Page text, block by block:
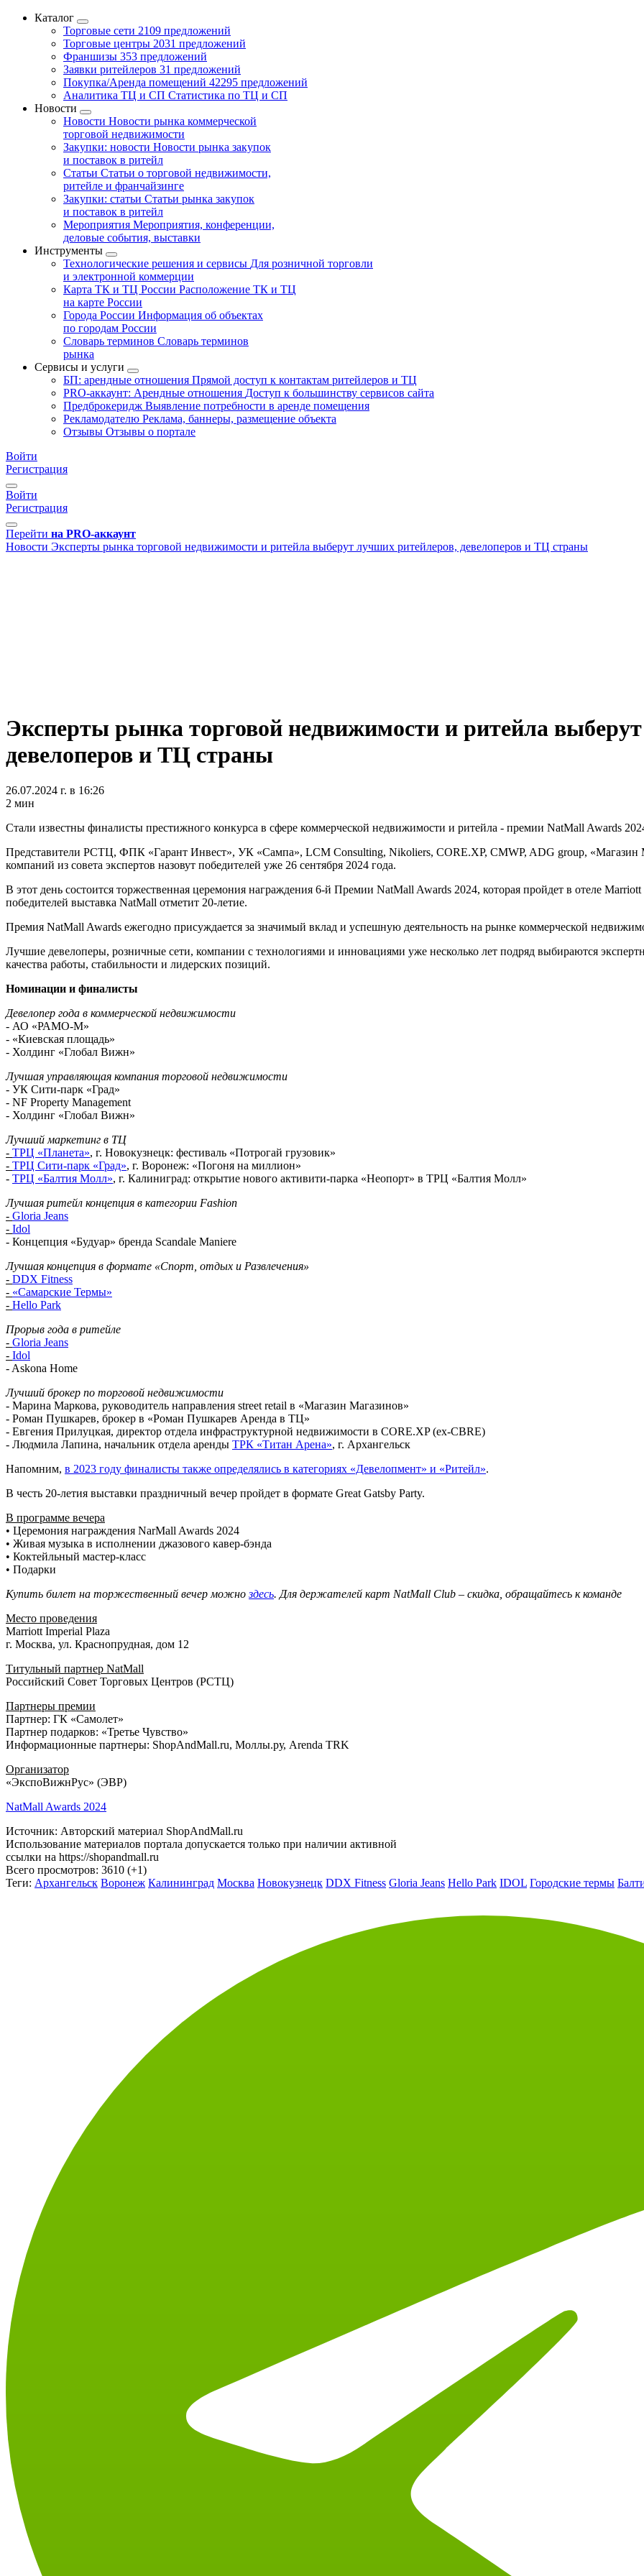
Каталог
Торговые сети 2109 предложений
Торговые центры 2031 предложений
Франшизы 353 предложений
Заявки ритейлеров 31 предложений
Покупка/Аренда помещений 42295 предложений
Аналитика ТЦ и СП Статистика по ТЦ и СП
Новости
Новости Новости рынка коммерческой
торговой недвижимости
Закупки: новости Новости рынка закупок
и поставок в ритейл
Статьи Статьи о торговой недвижимости,
ритейле и франчайзинге
Закупки: статьи Статьи рынка закупок
и поставок в ритейл
Мероприятия Мероприятия, конференции,
деловые события, выставки
Инструменты
Технологические решения и сервисы Для розничной торговли
и электронной коммерции
Карта ТК и ТЦ России Расположение ТК и ТЦ
на карте России
Города России Информация об объектах
по городам России
Словарь терминов Словарь терминов
рынка
Сервисы и услуги
БП: арендные отношения Прямой доступ к контактам ритейлеров и ТЦ
PRO-аккаунт: Арендные отношения Доступ к большинству сервисов сайта
Предброкеридж Выявление потребности в аренде помещения
Рекламодателю Реклама, баннеры, размещение объекта
Отзывы Отзывы о портале
Войти
Регистрация
Войти
Регистрация
Перейти на PRO-аккаунт
Новости Эксперты рынка торговой недвижимости и ритейла выберут лучших ритейлеров, девелоперов и ТЦ страны
Эксперты рынка торговой недвижимости и ритейла выберут
девелоперов и ТЦ страны
2 мин
компаний из совета экспертов назовут победителей уже 26 сентября 2024 года.
победителей выставка NatMall отметит 20-летие.
качества работы, стабильности и лидерских позиций.
- АО «РАМО-М»
- «Киевская площадь»
- Холдинг «Глобал Вижн»
- УК Сити-парк «Град»
- NF Property Management
- Холдинг «Глобал Вижн»
-ТРЦ «Планета», г. Новокузнецк: фестиваль «Потрогай грузовик»
-ТРЦ Сити-парк «Град», г. Воронеж: «Погоня на миллион»
-ТРЦ «Балтия Молл», г. Калиниград: открытие нового активити-парка «Неопорт» в ТРЦ «Балтия Молл»
-Gloria Jeans
-Idol
- Концепция «Будуар» бренда Scandale Maniere
-DDX Fitness
-«Самарские Термы»
-Hello Park
-Gloria Jeans
-Idol
- Askona Home
- Марина Маркова, руководитель направления street retail в «Магазин Магазинов»
- Роман Пушкарев, брокер в «Роман Пушкарев Аренда в ТЦ»
- Евгения Прилуцкая, директор отдела инфраструктурной недвижимости в CORE.XP (ex-CBRE)
- Людмила Лапина, начальник отдела арендыТРК «Титан Арена», г. Архангельск
• Церемония награждения NarMall Awards 2024
• Живая музыка в исполнении джазового кавер-бэнда
• Коктейльный мастер-класс
• Подарки
Marriott Imperial Plaza
г. Москва, ул. Краснопрудная, дом 12
Российский Совет Торговых Центров (РСТЦ)
Партнер: ГК «Самолет»
Партнер подарков: «Третье Чувство»
Информационные партнеры: ShopAndMall.ru, Моллы.ру, Arenda TRK
«ЭкспоВижнРус» (ЭВР)
Использование материалов портала допускается только при наличии активной
ссылки на https://shopandmall.ru
Всего просмотров:3610 (+1)
Теги: Архангельск Воронеж